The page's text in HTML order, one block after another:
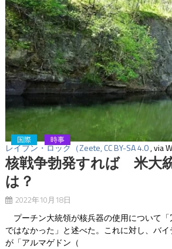
レイブン・ロック（Zeete,CC BY-SA 4.0, via
国際 時事
核戦争勃発すれば 米大
は？
2022年10月18日
プーチン大統領が核兵器の使用について
ではなかった」と述べた。これに対し、バ
が「アルマゲドン（